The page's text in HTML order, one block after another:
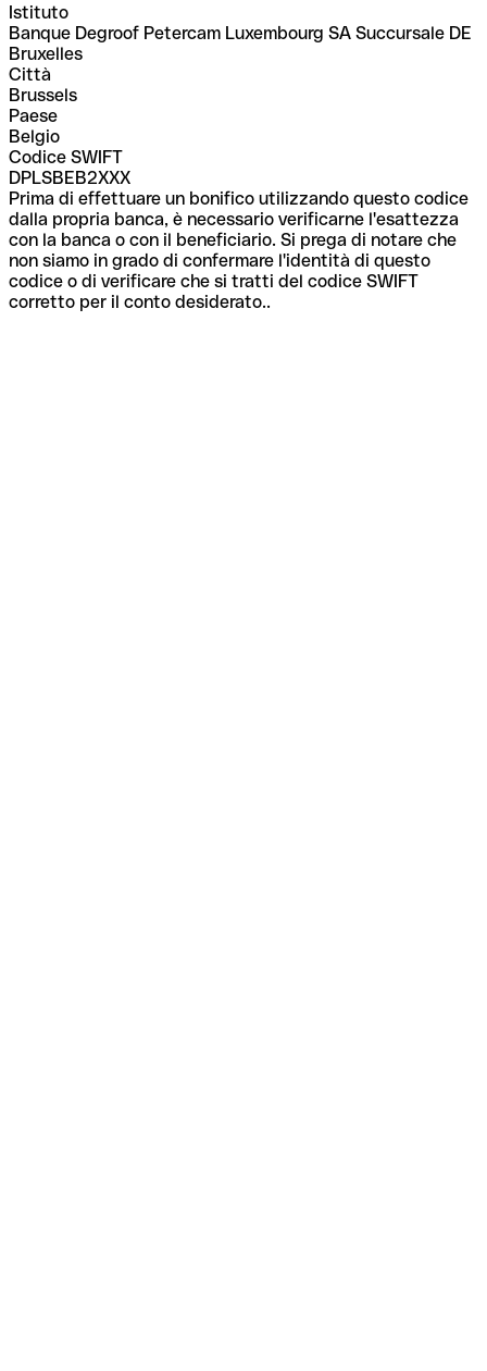
Istituto
Banque Degroof Petercam Luxembourg SA Succursale DE
Bruxelles
Città
Brussels
Paese
Belgio
Codice SWIFT
DPLSBEB2XXX
Prima di effettuare un bonifico utilizzando questo codice
dalla propria banca, è necessario verificarne l'esattezza
con la banca o con il beneficiario. Si prega di notare che
non siamo in grado di confermare l'identità di questo
codice o di verificare che si tratti del codice SWIFT
corretto per il conto desiderato..